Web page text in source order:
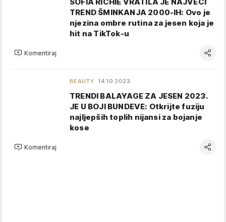
TREND ŠMINKANJA 2000-IH: Ovo je
njezina ombre rutina za jesen koja je
hit na TikTok-u
Komentiraj
BEAUTY 14.10.2023.
TRENDI BALAYAGE ZA JESEN 2023.
JE U BOJI BUNDEVE: Otkrijte fuziju
najljepših toplih nijansi za bojanje
kose
Komentiraj